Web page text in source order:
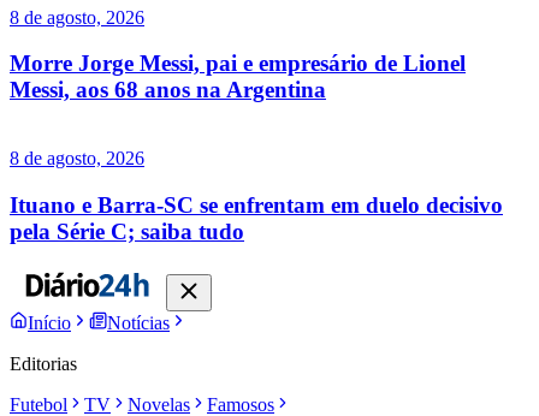
8 de agosto, 2026
Morre Jorge Messi, pai e empresário de Lionel
Messi, aos 68 anos na Argentina
8 de agosto, 2026
Ituano e Barra-SC se enfrentam em duelo decisivo
pela Série C; saiba tudo
Início
Notícias
Editorias
Futebol
TV Novelas Famosos